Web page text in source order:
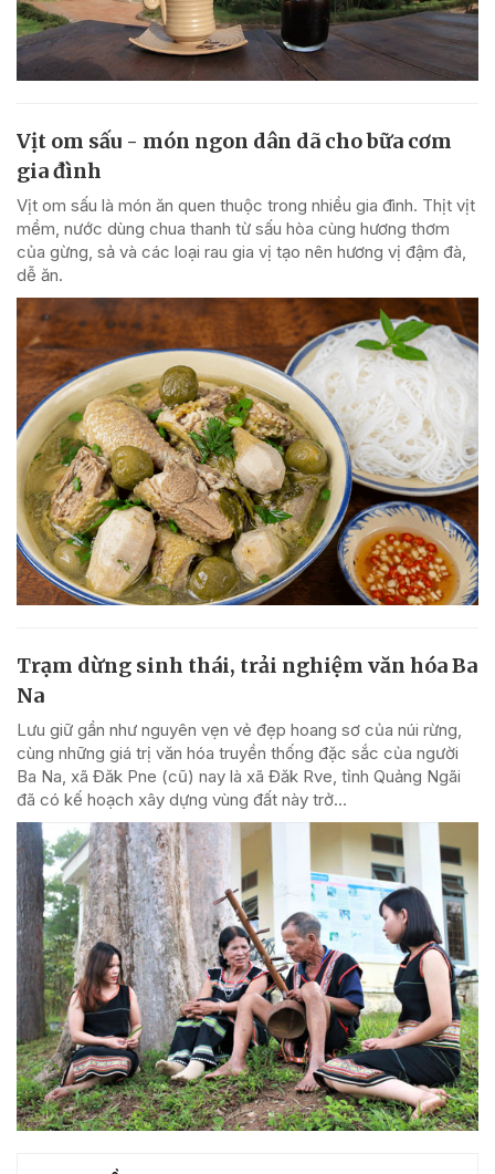
Vịt om sấu - món ngon dân dã cho bữa cơm
gia đình
Vịt om sấu là món ăn quen thuộc trong nhiều gia đình. Thịt vịt
mềm, nước dùng chua thanh từ sấu hòa cùng hương thơm
của gừng, sả và các loại rau gia vị tạo nên hương vị đậm đà,
dễ ăn.
Trạm dừng sinh thái, trải nghiệm văn hóa Ba
Na
Lưu giữ gần như nguyên vẹn vẻ đẹp hoang sơ của núi rừng,
cùng những giá trị văn hóa truyền thống đặc sắc của người
Ba Na, xã Đăk Pne (cũ) nay là xã Đăk Rve, tỉnh Quảng Ngãi
đã có kế hoạch xây dựng vùng đất này trở...